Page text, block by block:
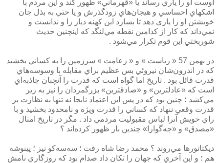
اوست او را ياري رساند يا «قهرماني» ظهور كند و اين مردم با
اشكهاي احساسي و هيجان‌هاي زودگذرش و يا حتي به بذل جان
خويشتن او را ياري دهد تا بسازد اين كهنه ديار را و ندانست و
نمي‌داند كه كار از كدامين نقطه مي‌لنگد كه اينچنين حديث
شوربختي اين قوم تكرار مي‌شود .
در بهمن 57 « رياست » و « زعامت » سرزمين را به كساني بخشيد
كه در اندرون‌شان نيروئي بس عظيم براي مقابله با وسوسه‌هاي
قدرت قائل بود . تاريخ اما گواه است كه قدرت را آنچنان جاذبه‌اي
است كه «عادلترين» و «صادقترين» بزرگمردان را نيز به زير
مي‌كشد ؛ چنين بود كه در پس اين اعتماد نابجا نه تنها به نظارت بر
قدرت وقعي ننهاد كه كساني را قدرت ويژه و نامحدود بخشيد و با
راي خويش آنرا لباس مقبوليت مردمي داد . مگر در تاريخ امثال
«مصدق» و «چه‌گوارا» چندين بار ظهور كرده‌اند ؟
ديكتاتورها مي‌روند ؟ محمد رضا شاه رفت ؛ سه‌سه‌كو نيز ؛ پينوشه
هم ؛ و اين آخري كه جهان را تكان داد صدام بود كه روزگاري نامش